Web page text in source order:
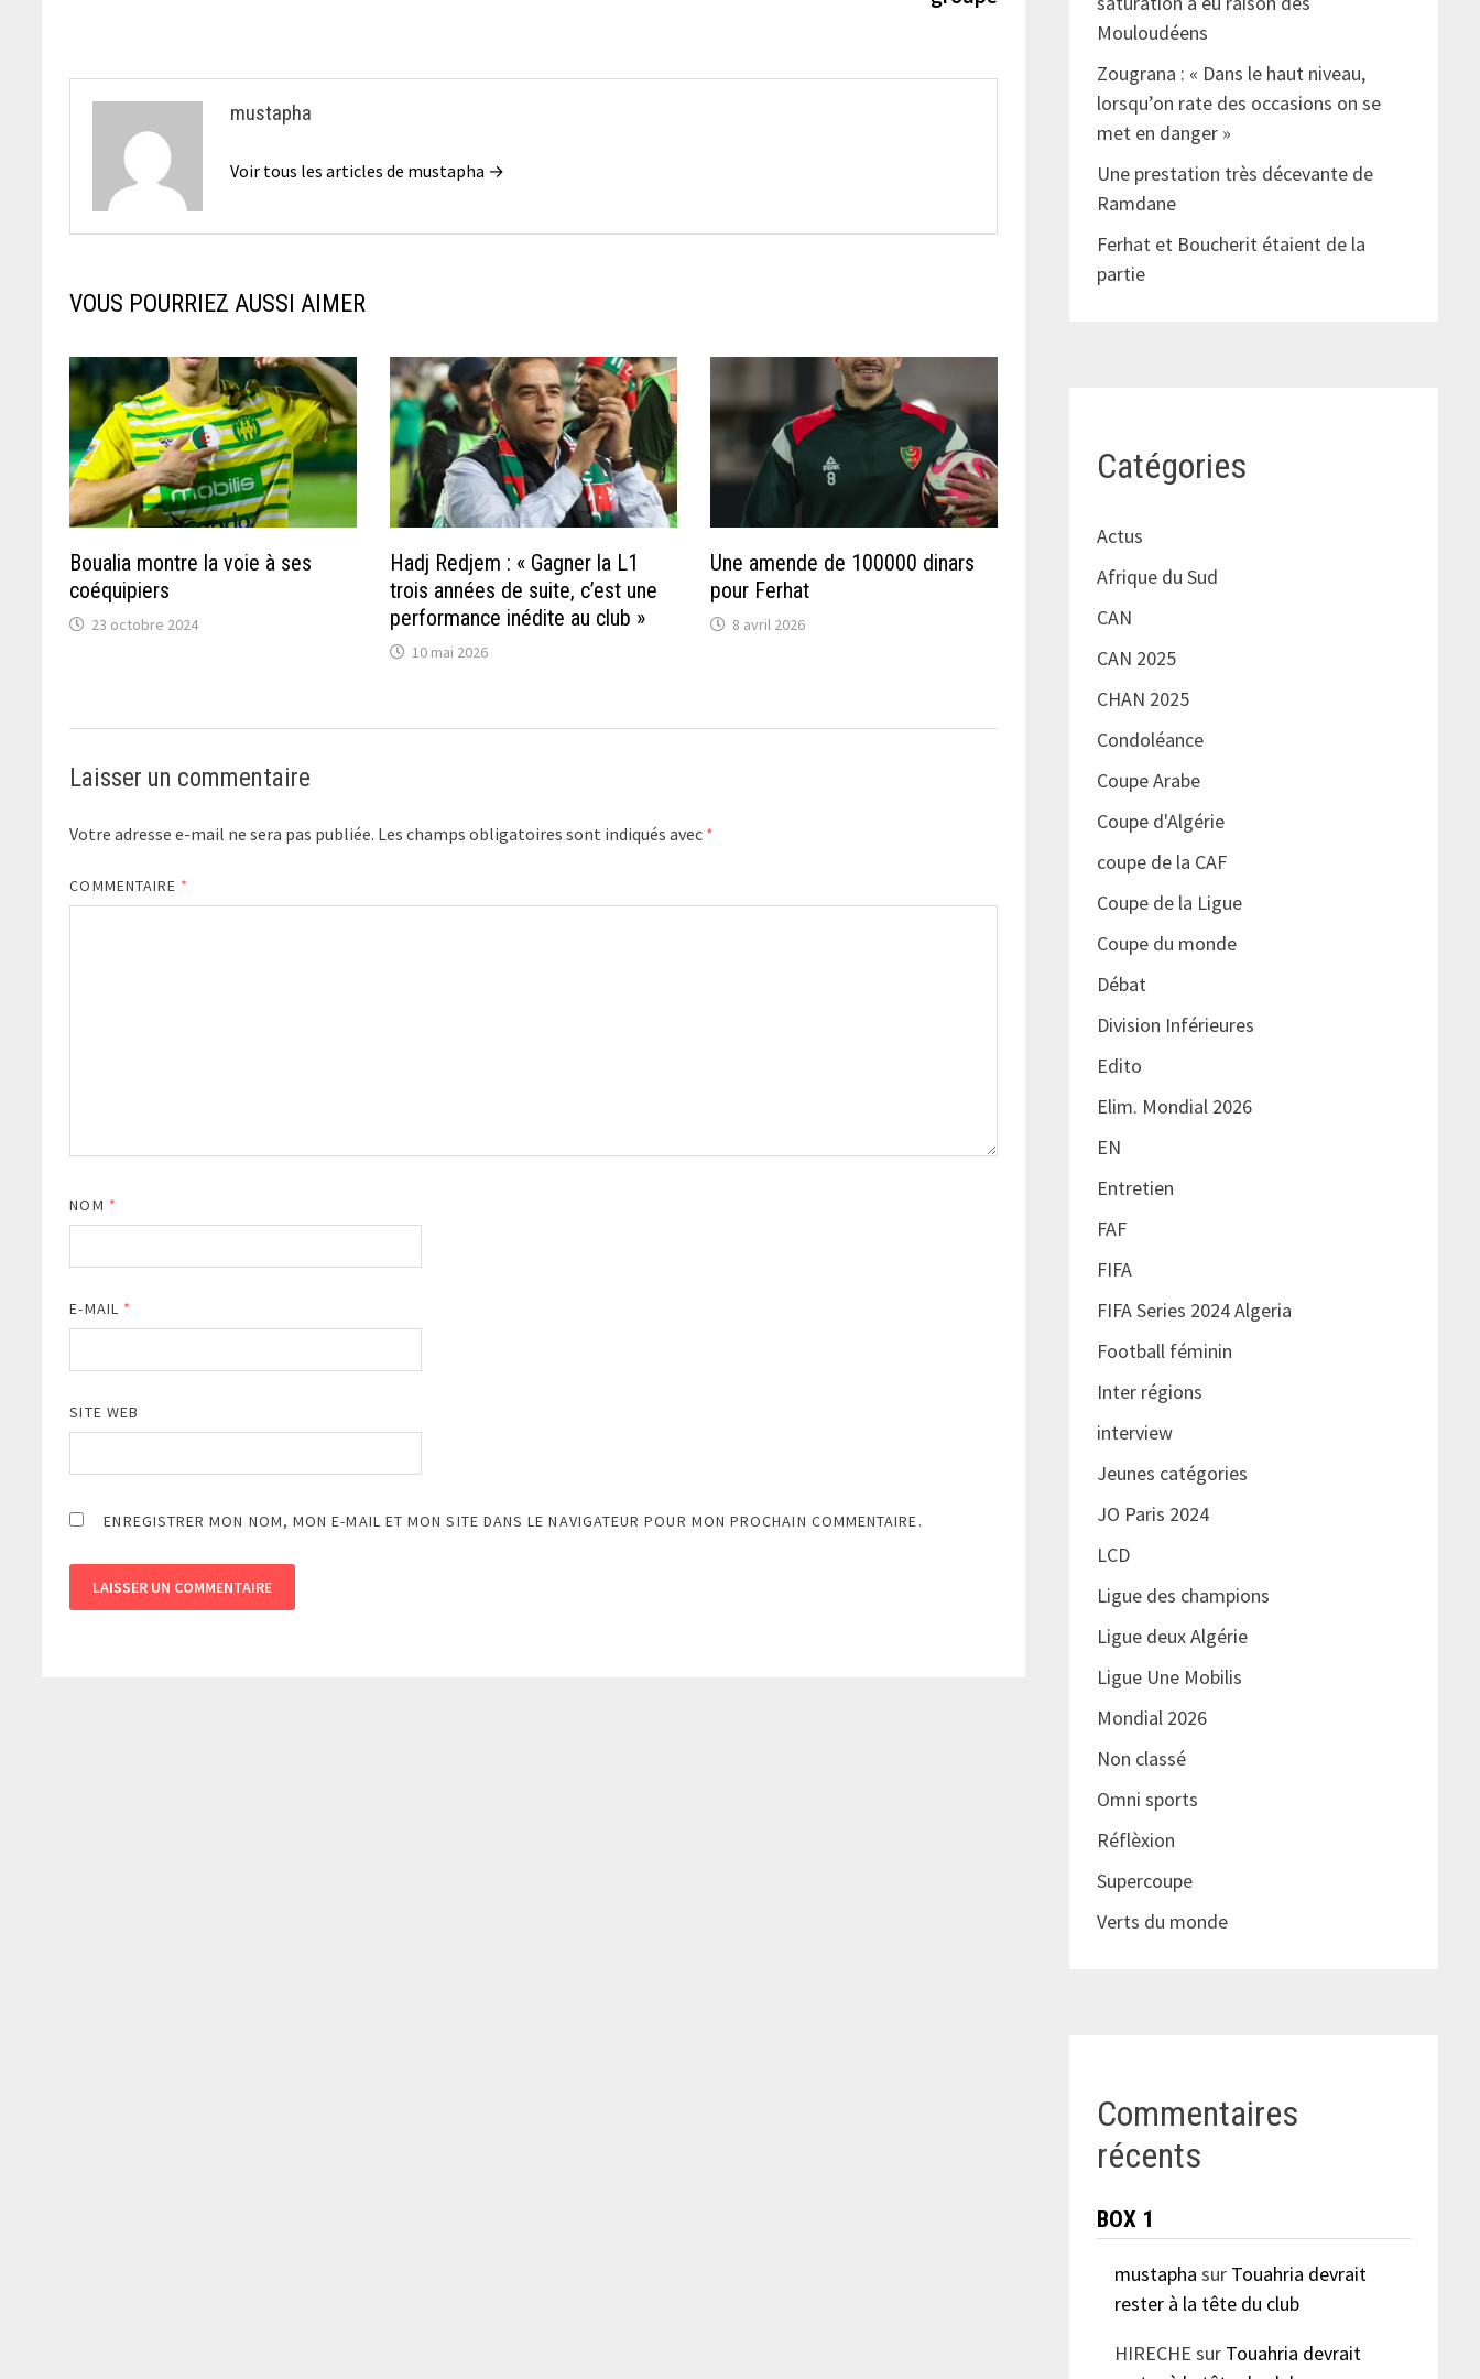
mustapha
Voir tous les articles de mustapha →
VOUS POURRIEZ AUSSI AIMER
Boualia montre la voie à ses
coéquipiers
23 octobre 2024
Hadj Redjem : « Gagner la L1
trois années de suite, c’est une
performance inédite au club »
10 mai 2026
Une amende de 100000 dinars
pour Ferhat
8 avril 2026
Laisser un commentaire
Votre adresse e-mail ne sera pas publiée. Les champs obligatoires sont indiqués avec *
COMMENTAIRE *
NOM *
E-MAIL *
SITE WEB
ENREGISTRER MON NOM, MON E-MAIL ET MON SITE DANS LE NAVIGATEUR POUR MON PROCHAIN COMMENTAIRE.
Mouloudéens
Zougrana : « Dans le haut niveau,
lorsqu’on rate des occasions on se
met en danger »
Une prestation très décevante de
Ramdane
Ferhat et Boucherit étaient de la
partie
Catégories
Actus
Afrique du Sud
CAN
CAN 2025
CHAN 2025
Condoléance
Coupe Arabe
Coupe d'Algérie
coupe de la CAF
Coupe de la Ligue
Coupe du monde
Débat
Division Inférieures
Edito
Elim. Mondial 2026
EN
Entretien
FAF
FIFA
FIFA Series 2024 Algeria
Football féminin
Inter régions
interview
Jeunes catégories
JO Paris 2024
LCD
Ligue des champions
Ligue deux Algérie
Ligue Une Mobilis
Mondial 2026
Non classé
Omni sports
Réflèxion
Supercoupe
Verts du monde
Commentaires
récents
BOX 1
mustapha sur Touahria devrait
rester à la tête du club
HIRECHE sur Touahria devrait